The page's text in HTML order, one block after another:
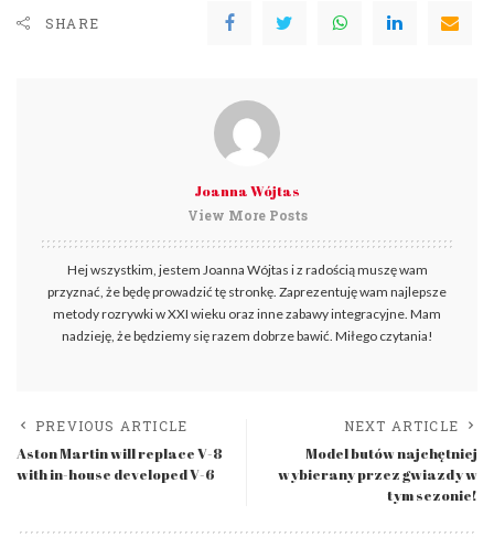
SHARE
Joanna Wójtas
View More Posts
Hej wszystkim, jestem Joanna Wójtas i z radością muszę wam
przyznać, że będę prowadzić tę stronkę. Zaprezentuję wam najlepsze
metody rozrywki w XXI wieku oraz inne zabawy integracyjne. Mam
nadzieję, że będziemy się razem dobrze bawić. Miłego czytania!
PREVIOUS ARTICLE
Aston Martin will replace V-8
with in-house developed V-6
NEXT ARTICLE
Model butów najchętniej
wybierany przez gwiazdy w
tym sezonie!